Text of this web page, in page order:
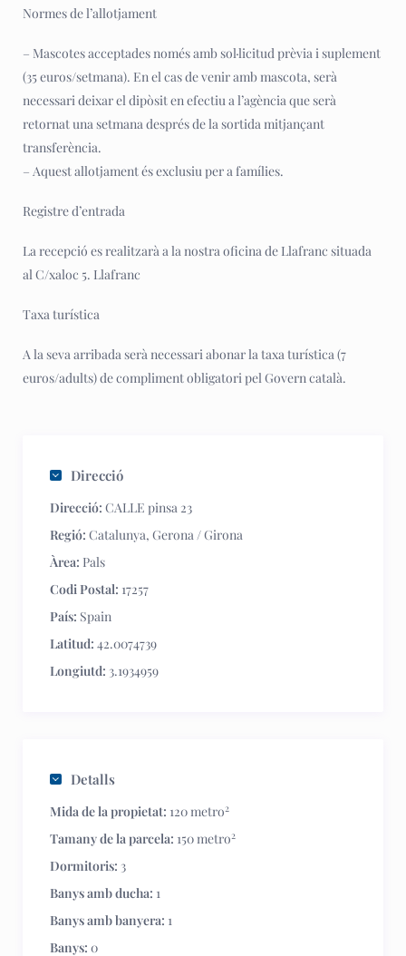
Normes de l’allotjament
– Mascotes acceptades només amb sol·licitud prèvia i suplement
(35 euros/setmana). En el cas de venir amb mascota, serà
necessari deixar el dipòsit en efectiu a l’agència que serà
retornat una setmana després de la sortida mitjançant
transferència.
– Aquest allotjament és exclusiu per a famílies.
Registre d’entrada
La recepció es realitzarà a la nostra oficina de Llafranc situada
al C/xaloc 5. Llafranc
Taxa turística
A la seva arribada serà necessari abonar la taxa turística (7
euros/adults) de compliment obligatori pel Govern català.
Direcció
Direcció: CALLE pinsa 23
Regió: Catalunya, Gerona / Girona
Àrea: Pals
Codi Postal: 17257
País: Spain
Latitud: 42.0074739
Longiutd: 3.1934959
Detalls
Mida de la propietat: 120 metro2
Tamany de la parcela: 150 metro2
Dormitoris: 3
Banys amb ducha: 1
Banys amb banyera: 1
Banys: 0